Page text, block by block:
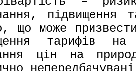
підвищення
що може
тарифів на
цін на